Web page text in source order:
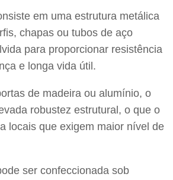
em uma estrutura metálica
chapas ou tubos de aço
para proporcionar resistência
e longa vida útil.
de madeira ou alumínio, o
robustez estrutural, o que o
locais que exigem maior nível de
ser confeccionada sob